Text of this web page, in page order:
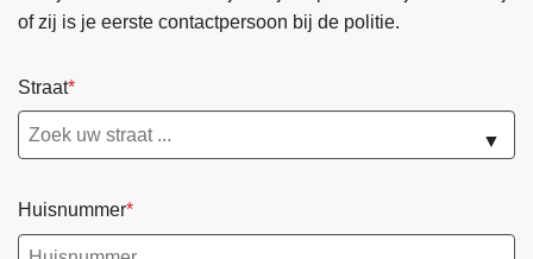
of zij is je eerste contactpersoon bij de politie.
Straat
▼
Huisnummer